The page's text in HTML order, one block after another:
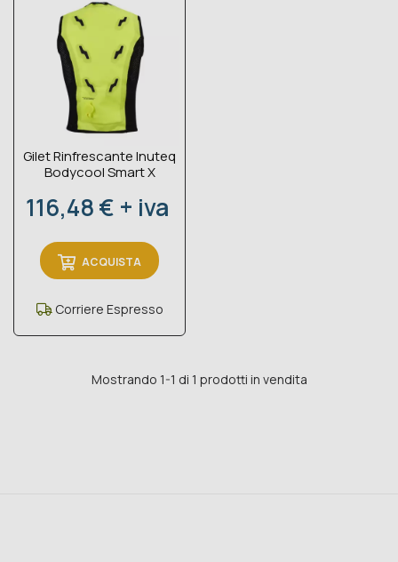
Gilet Rinfrescante Inuteq
Bodycool Smart X
Prezzo
116,48 € + iva
ACQUISTA
Corriere Espresso
Mostrando 1-1 di 1 prodotti in vendita